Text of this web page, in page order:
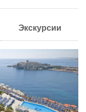
Экскурсии